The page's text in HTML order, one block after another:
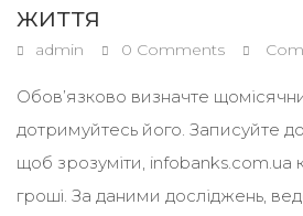
життя
admin 0 Comments
Обов’язково визначте
дотримуйтесь його. Записуйте
щоб зрозуміти, infobanks.com.ua
гроші. За даними досліджень,